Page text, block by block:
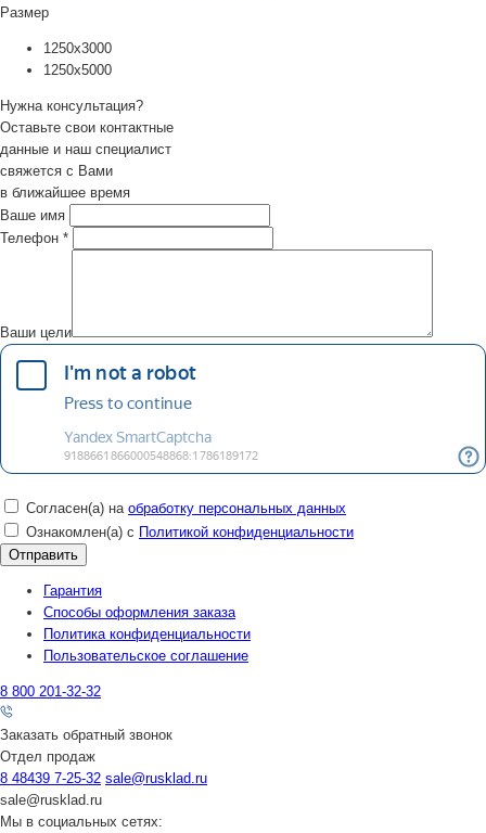
Размер
1250х3000
1250х5000
Нужна консультация?
Оставьте свои контактные
данные и наш специалист
свяжется с Вами
в ближайшее время
Ваше имя
Телефон *
Ваши цели
Согласен(а) на обработку персональных данных
Ознакомлен(а) с Политикой конфиденциальности
Гарантия
Способы оформления заказа
Политика конфиденциальности
Пользовательское соглашение
8 800 201-32-32
Заказать обратный звонок
Отдел продаж
8 48439 7-25-32 sale@rusklad.ru
sale@rusklad.ru
Мы в социальных сетях: